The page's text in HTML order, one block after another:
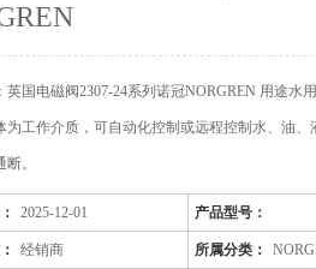
英国电磁阀2307-24系列诺冠NORGREN 用途水
为工作介质，可自动化控制或远程控制水、油、
。
2025-12-01 产品型号：
经销商 所属分类：